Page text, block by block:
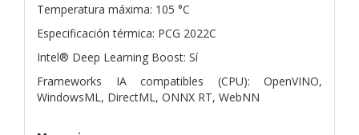
Temperatura máxima: 105 °C
Especificación térmica: PCG 2022C
Intel® Deep Learning Boost: Sí
Frameworks IA compatibles (CPU): OpenVINO,
WindowsML, DirectML, ONNX RT, WebNN